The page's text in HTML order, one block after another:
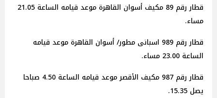
قطار رقم 89 مكيف أسوان القاهرة موعد قيامه الساعة 21.05
مساء.
قطار رقم 989 اسبانى مطور/ أسوان القاهرة موعد قيامه
الساعة 23.00 مساء.
قطار رقم 987 مكيف الأقصر موعد قيامه الساعة 4.50 صباحا
يصل 15.35.